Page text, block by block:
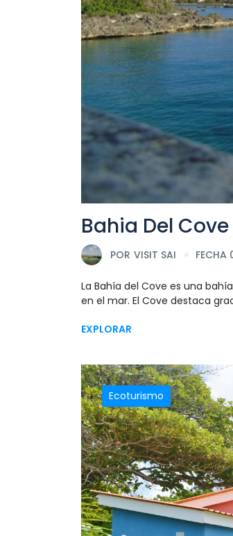
Bahia Del
POR VISIT SAI
La Bahía del Cove es una
en el mar. El Cove destaca
EXPLORAR
Ecoturismo